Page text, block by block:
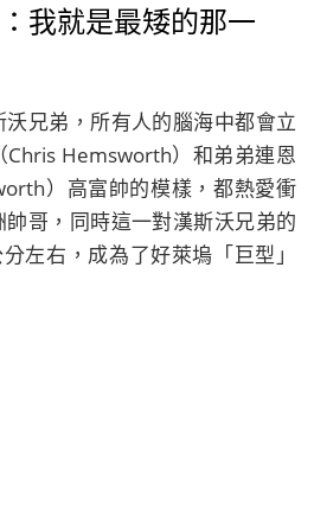
我就是最矮的那一
兄弟，所有人的腦海中都會立
Chris Hemsworth）和弟弟連恩
）高富帥的模樣，都熱愛衝
哥，同時這一對漢斯沃兄弟的
左右，成為了好萊塢「巨型」
棒的超級英雄選角之一。